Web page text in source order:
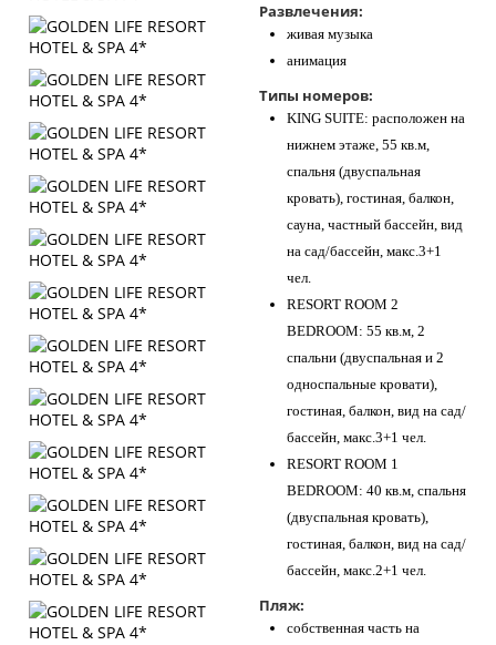
Развлечения:
живая музыка
анимация
Типы номеров:
KING SUITE: расположен на
нижнем этаже, 55 кв.м,
спальня (двуспальная
кровать), гостиная, балкон,
сауна, частный бассейн, вид
на сад/бассейн, макс.3+1
чел.
RESORT ROOM 2
BEDROOM: 55 кв.м, 2
спальни (двуспальная и 2
односпальные кровати),
гостиная, балкон, вид на сад/
бассейн, макс.3+1 чел.
RESORT ROOM 1
BEDROOM: 40 кв.м, спальня
(двуспальная кровать),
гостиная, балкон, вид на сад/
бассейн, макс.2+1 чел.
Пляж:
собственная часть на